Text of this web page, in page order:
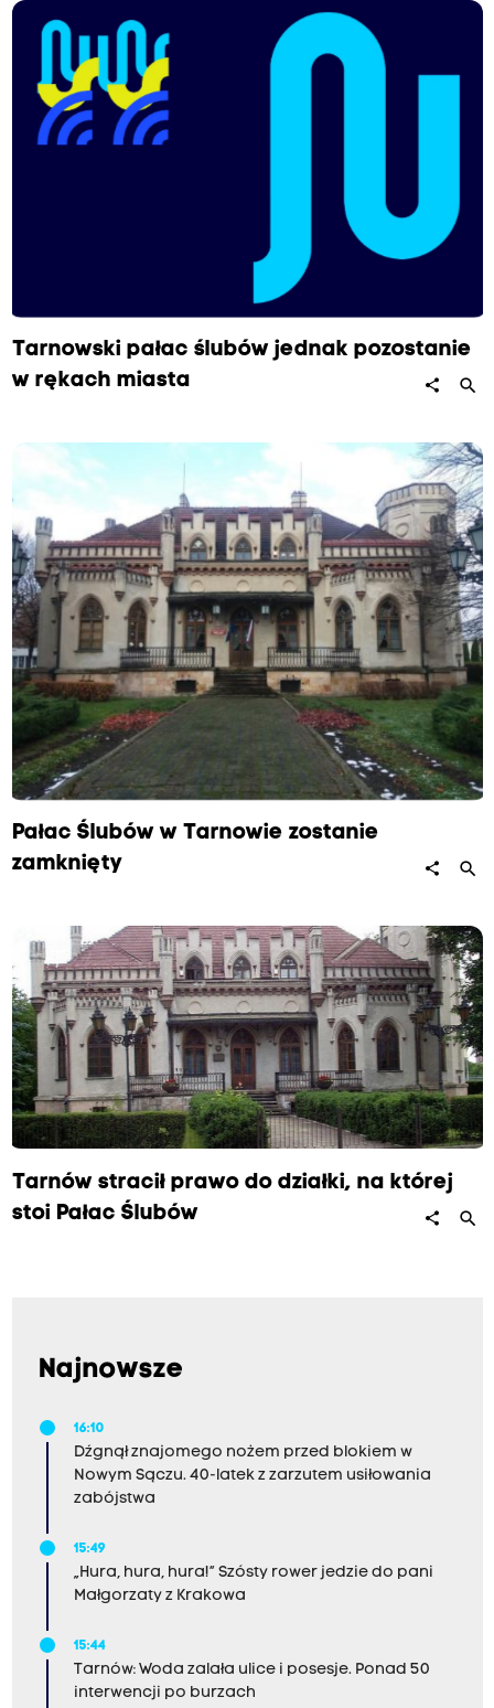
Tarnowski pałac ślubów jednak pozostanie
w rękach miasta
share search
Pałac Ślubów w Tarnowie zostanie
zamknięty
share search
Tarnów stracił prawo do działki, na której
stoi Pałac Ślubów
share search
Najnowsze
16:10
Dźgnął znajomego nożem przed blokiem w
Nowym Sączu. 40-latek z zarzutem usiłowania
zabójstwa
15:49
„Hura, hura, hura!” Szósty rower jedzie do pani
Małgorzaty z Krakowa
15:44
Tarnów: Woda zalała ulice i posesje. Ponad 50
interwencji po burzach